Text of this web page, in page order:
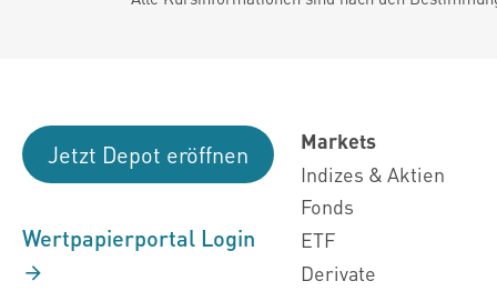
Jetzt Depot eröffnen
Wertpapierportal Login
Markets
Indizes & Aktien
Fonds
ETF
Derivate